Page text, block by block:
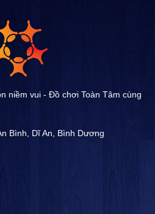
niềm vui - Đồ chơi Toàn Tâm cùng
Bình, Dĩ An, Bình Dương